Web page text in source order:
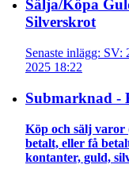
Sälja/Köpa
Silverskrot
Senaste inlägg:
2025 18:22
Submarknad -
Köp och sälj varor
betalt, eller få
kontanter, guld,